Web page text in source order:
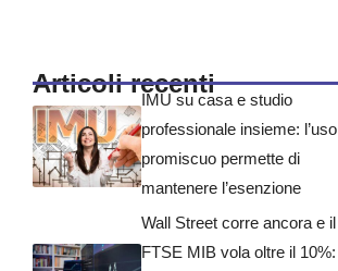
Articoli recenti
IMU su casa e studio
professionale insieme: l’uso
promiscuo permette di
mantenere l’esenzione
Wall Street corre ancora e il
FTSE MIB vola oltre il 10%: